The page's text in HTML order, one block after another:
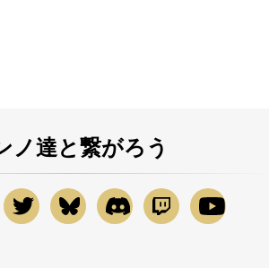
ノ達と繋がろう